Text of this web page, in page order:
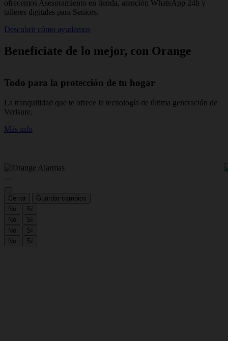
ofrecemos Asesoramiento en tienda, atención WhatsApp 24h y
talleres digitales para Seniors.
Descubrir cómo ayudamos
Benefíciate de lo mejor, con Orange
Todo para la protección de tu hogar
La tranquilidad que te ofrece la tecnología de última generación de
Verisure.
Más info
Cerrar
Guardar cambios
No
Sí
No
Sí
No
Sí
No
Sí